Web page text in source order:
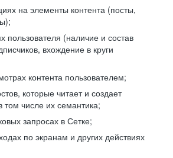
на элементы контента (посты,
пользователя (наличие и состав
вхождение в круги
контента пользователем;
которые читает и создает
том числе их семантика;
запросах в Сетке;
по экранам и других действиях